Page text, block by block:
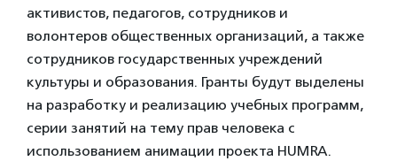
активистов, педагогов, сотрудников и
волонтеров общественных организаций, а также
сотрудников государственных учреждений
культуры и образования. Гранты будут выделены
на разработку и реализацию учебных программ,
серии занятий на тему прав человека с
использованием анимации проекта HUMRA.